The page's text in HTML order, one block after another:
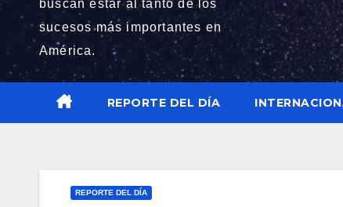
buscan estar al tanto de los
sucesos más importantes en
América.
REPORTE DEL DÍA
REPORTE DEL DÍA